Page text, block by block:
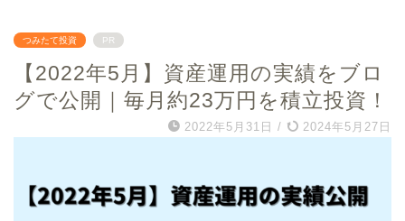
つみたて投資 PR
【2022年5月】資産運用の実績をブロ
グで公開｜毎月約23万円を積立投資！
2022年5月31日 / 2024年5月27日